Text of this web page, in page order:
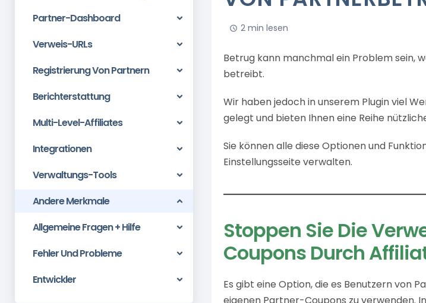
Partner-Dashboard
Verweis-URLs
Registrierung Von Partnern
Berichterstattung
Multi-Level-Affiliates
Integrationen
Verwaltungs-Tools
Andere Merkmale
Allgemeine Fragen + Hilfe
Fehler Und Probleme
Entwickler
2 min lesen
Betrug kann manchmal ein Problem sein,
betreibt.
Wir haben jedoch in unserem Plugin viel
gelegt und bieten Ihnen eine Reihe
Sie können alle diese Optionen und
Einstellungsseite verwalten.
Stoppen Sie Die
Coupons Durch
Es gibt eine Option, die es Benutzern von